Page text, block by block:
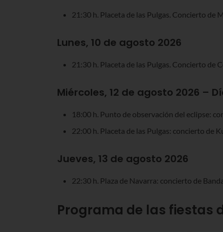
21:30 h. Placeta de las Pulgas. Concierto de
Lunes, 10 de agosto 2026
21:30 h. Placeta de las Pulgas. Concierto de
Miércoles, 12 de agosto 2026 –
18:00 h. Punto de observación del eclipse:
22:00 h. Placeta de las Pulgas: concierto de
Jueves, 13 de agosto 2026
22:30 h. Plaza de Navarra: concierto de
Programa de las fiestas